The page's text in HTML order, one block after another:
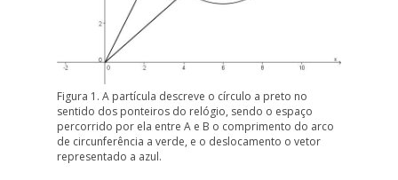
Figura 1. A partícula descreve o círculo a preto no
sentido dos ponteiros do relógio, sendo o espaço
percorrido por ela entre A e B o comprimento do arco
de circunferência a verde, e o deslocamento o vetor
representado a azul.